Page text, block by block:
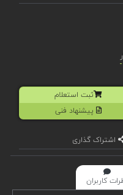
ثبت استعلام
پیشنهاد فنی
اشتراک گذاری
کاربران